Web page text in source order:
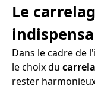
Le
Dans le cadre de
le choix du
rester